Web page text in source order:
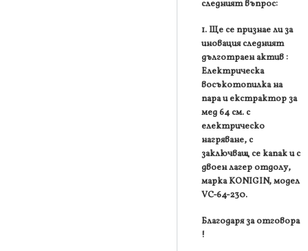
следният въпрос:
1. Ще се признае ли за
иновация следният
дълготраен актив :
Електрическа
восъкотопилка на
пара и екстрактор за
мед 64 см. с
електрическо
нагряване, с
заключващ се капак и с
двоен лагер отдолу,
марка KONIGIN, модел
VC-64-230.
Благодаря за отговора
!